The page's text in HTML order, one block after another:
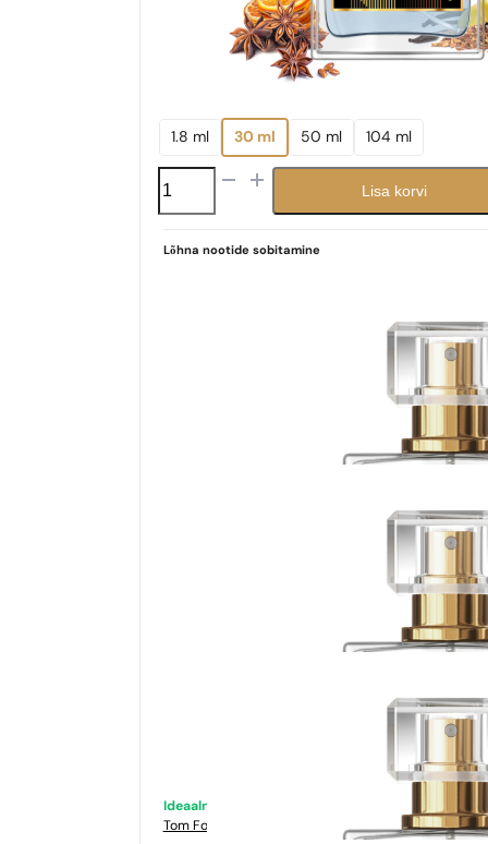
1.8 ml 30 ml 50 ml 104 ml
235
kogus
Lisa korvi
Lõhna nootide sobitamine
Ideaalne sobivus
Tom Ford